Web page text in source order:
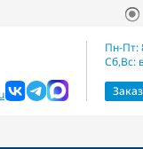
Пн-Пт:
Сб,Вс: